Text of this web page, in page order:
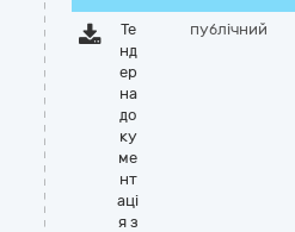
Те
нд
ер
на
до
ку
ме
нт
аці
я з
публічний